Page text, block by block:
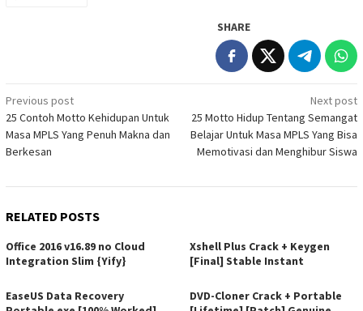
SHARE
Post
navigation
Previous post
25 Contoh Motto Kehidupan Untuk
Masa MPLS Yang Penuh Makna dan
Berkesan
Next post
25 Motto Hidup Tentang Semangat
Belajar Untuk Masa MPLS Yang Bisa
Memotivasi dan Menghibur Siswa
RELATED POSTS
Office 2016 v16.89 no Cloud
Integration Slim {Yify}
Xshell Plus Crack + Keygen
[Final] Stable Instant
EaseUS Data Recovery
DVD-Cloner Crack + Portable